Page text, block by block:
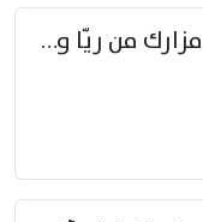
حننت إلى ريّا ونفسك باعدت … مزارك من ريّا وشعباكما معا